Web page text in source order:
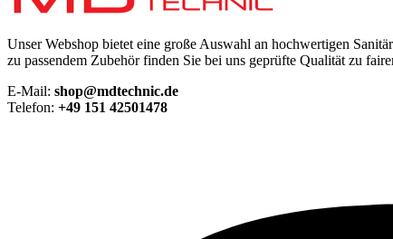
Unser Webshop bietet eine große Auswahl an hochwertigen
zu passendem Zubehör finden Sie bei uns geprüfte Qualität zu
E-Mail: shop@mdtechnic.de
Telefon: +49 151 42501478